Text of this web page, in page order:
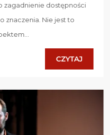
zagadnienie dostępności
znaczenia. Nie jest to
CZYTAJ